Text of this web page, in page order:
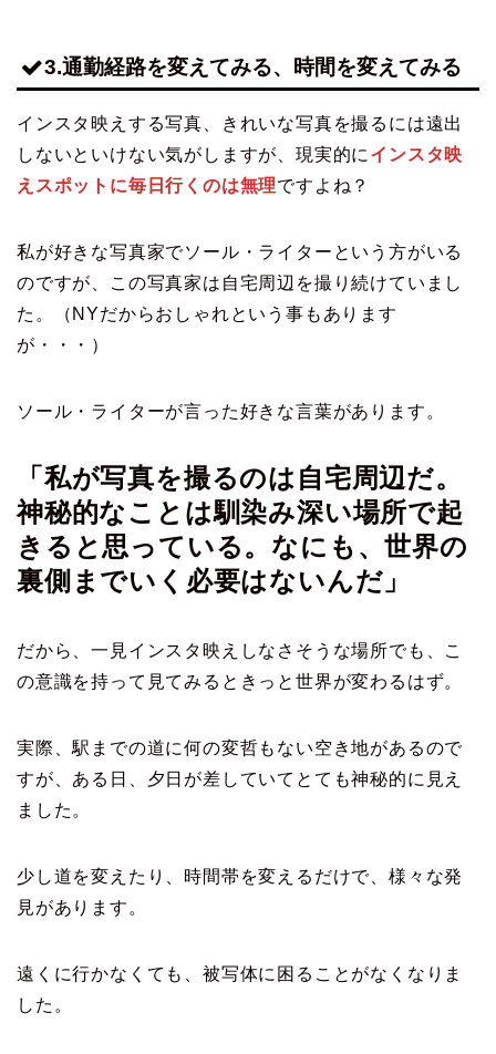
3.通勤経路を変えてみる、時間を変えてみる
インスタ映えする写真、きれいな写真を撮るには遠出
しないといけない気がしますが、現実的に インスタ映
えスポットに毎日行くのは無理ですよね？
私が好きな写真家でソール・ライターという方がいる
のですが、この写真家は自宅周辺を撮り続けていまし
た。（NYだからおしゃれという事もあります
が・・・）
ソール・ライターが言った好きな言葉があります。
「私が写真を撮るのは自宅周辺だ。
神秘的なことは馴染み深い場所で起
きると思っている。なにも、世界の
裏側までいく必要はないんだ」
だから、一見インスタ映えしなさそうな場所でも、こ
の意識を持って見てみるときっと世界が変わるはず。
実際、駅までの道に何の変哲もない空き地があるので
すが、ある日、夕日が差していてとても神秘的に見え
ました。
少し道を変えたり、時間帯を変えるだけで、様々な発
見があります。
遠くに行かなくても、被写体に困ることがなくなりま
した。